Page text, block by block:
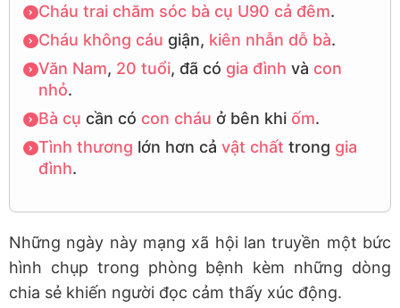
Cháu trai chăm sóc bà cụ U90 cả đêm.
Cháu không cáu giận, kiên nhẫn dỗ bà.
Văn Nam, 20 tuổi, đã có gia đình và con
nhỏ.
Bà cụ cần có con cháu ở bên khi ốm.
Tình thương lớn hơn cả vật chất trong gia
đình.
Những ngày này mạng xã hội lan truyền một bức
hình chụp trong phòng bệnh kèm những dòng
chia sẻ khiến người đọc cảm thấy xúc động.